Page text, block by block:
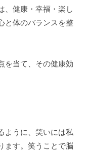
、健康・幸福・楽し
と体のバランスを整
を当て、その健康効
ように、笑いには私
ます。笑うことで脳